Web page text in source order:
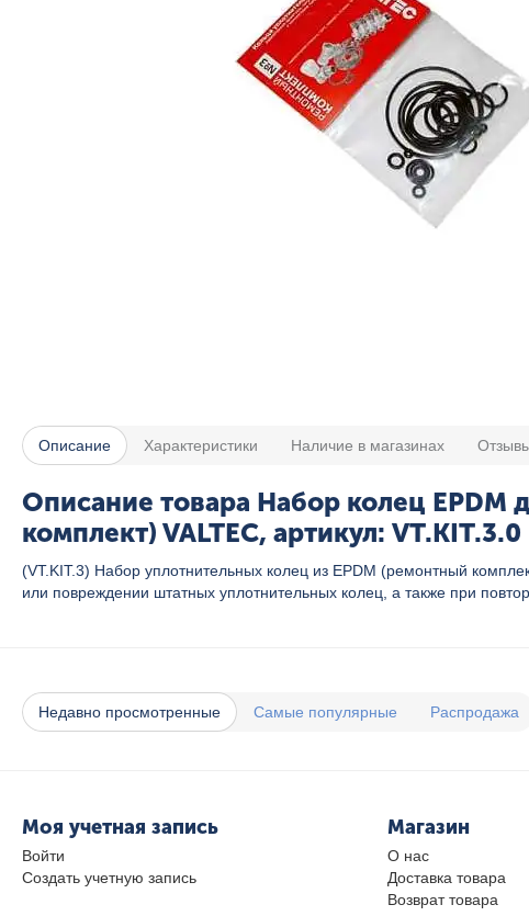
Описание Характеристики Наличие в магазинах
Описание товара Набор колец EPDM
комплект) VALTEC, артикул: VT.KIT.3.0
(VT.KIT.3) Набор уплотнительных колец из EPDM (ремонтный
или повреждении штатных уплотнительных колец, а также при
Недавно просмотренные Самые популярные Распродажа
Моя учетная запись
Войти
Создать учетную запись
Магазин
О нас
Доставка товара
Возврат товара